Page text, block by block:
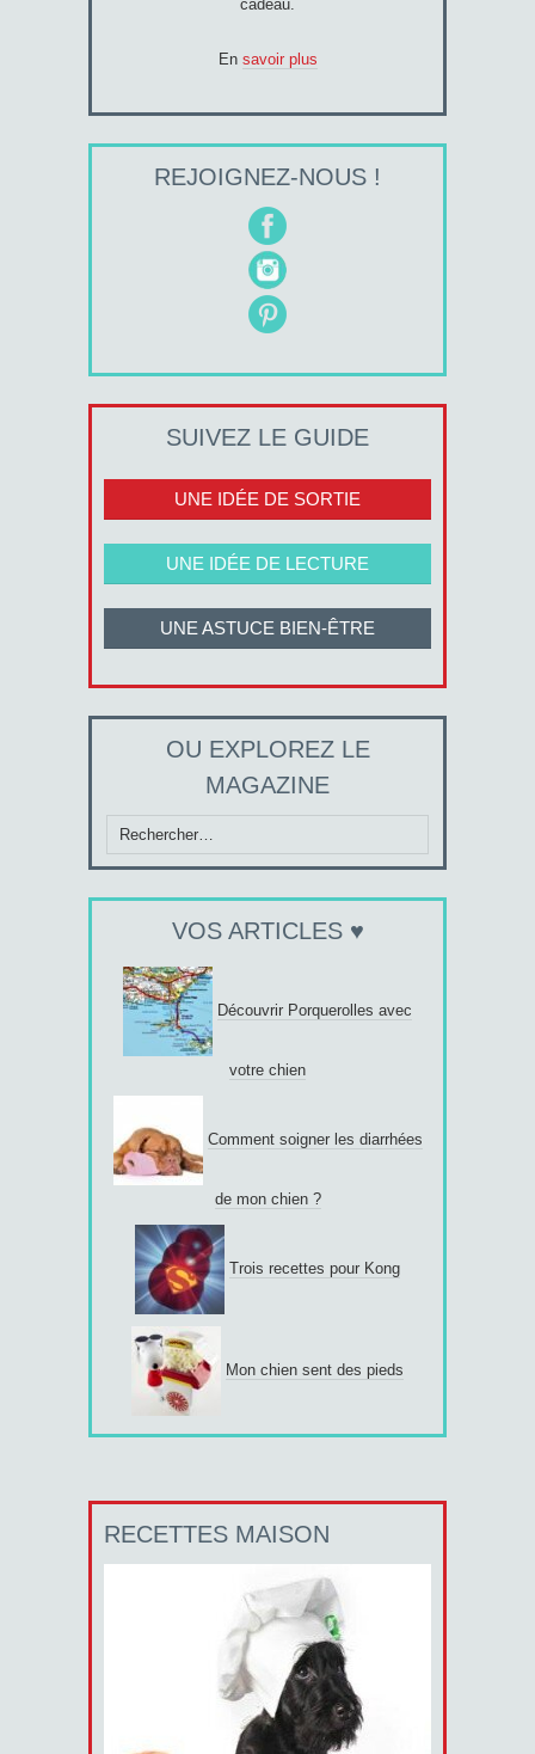
cadeau.
En savoir plus
REJOIGNEZ-NOUS !
SUIVEZ LE GUIDE
UNE IDÉE DE SORTIE
UNE IDÉE DE LECTURE
UNE ASTUCE BIEN-ÊTRE
OU EXPLOREZ LE
MAGAZINE
Rechercher :
VOS ARTICLES ♥
Découvrir Porquerolles avec
votre chien
Comment soigner les diarrhées
de mon chien ?
Trois recettes pour Kong
Mon chien sent des pieds
RECETTES MAISON